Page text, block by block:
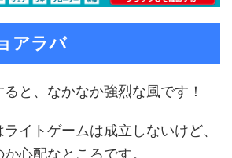
アラバ
と、なかなか強烈な風です！
イトゲームは成立しないけど、
心配なところです。